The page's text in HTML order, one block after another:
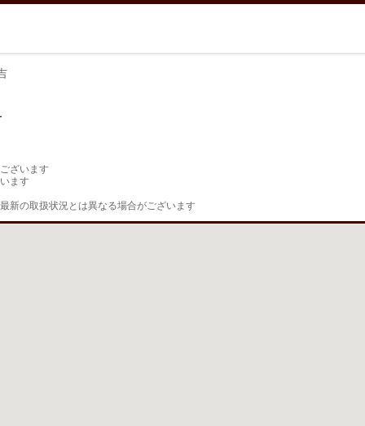
ざいます
ます
新の取扱状況とは異なる場合がございます